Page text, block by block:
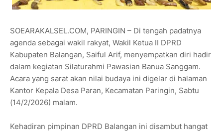
SOEARAKALSEL.COM, PARINGIN – Di tengah padatnya
agenda sebagai wakil rakyat, Wakil Ketua II DPRD
Kabupaten Balangan, Saiful Arif, menyempatkan diri hadir
dalam kegiatan Silaturahmi Pawasian Banua Sanggam.
Acara yang sarat akan nilai budaya ini digelar di halaman
Kantor Kepala Desa Paran, Kecamatan Paringin, Sabtu
(14/2/2026) malam.
Kehadiran pimpinan DPRD Balangan ini disambut hangat